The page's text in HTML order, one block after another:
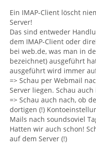
Ein IMAP-Client löscht
Server!
Das sind entweder
dem IMAP-Client oder
bei web.de, was man in
bezeichnet) ausgeführt
ausgeführt wird immer
=> Schau per Webmail
Server liegen. Schau
=> Schau auch nach, ob
dortigen (!)
Mails nach soundsoviel
Hatten wir auch schon!
auf dem Server (!)